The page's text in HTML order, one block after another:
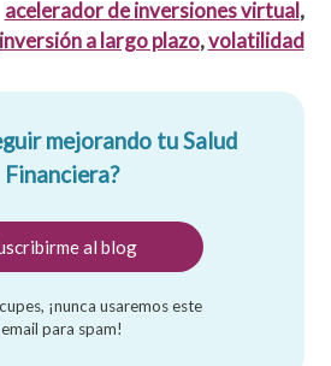
acelerador de inversiones virtual,
inversión a largo plazo,volatilidad
mejorando tu Salud
Financiera?
¡nunca usaremos este
email para spam!